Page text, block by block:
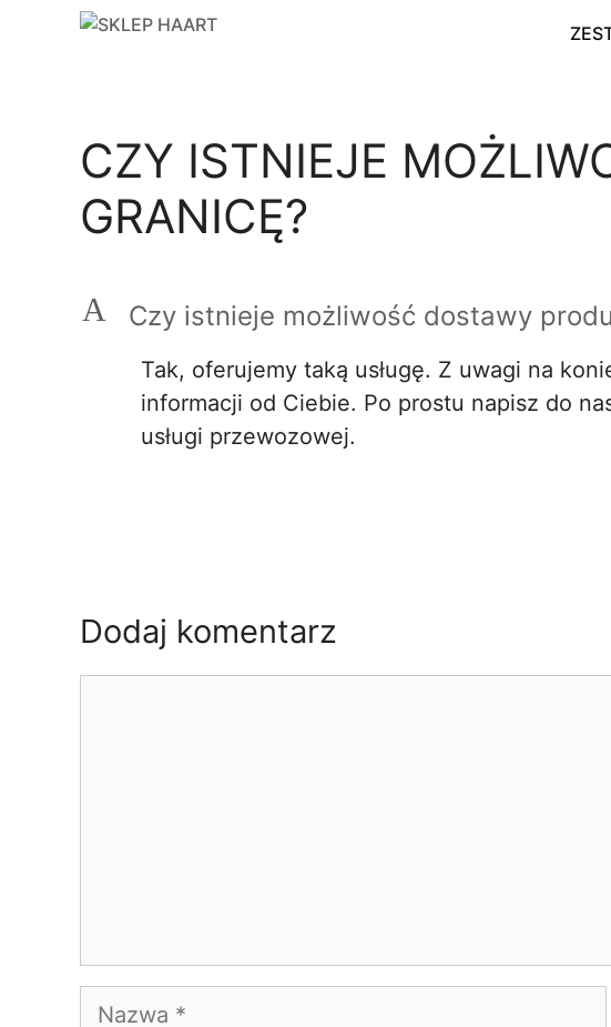
CZY ISTNIEJE
GRANICĘ?
A Czy istnieje możliwość dostawy
Tak, oferujemy taką usługę. Z uwagi na
informacji od Ciebie. Po prostu napisz do
usługi przewozowej.
Dodaj komentarz
Nazwa